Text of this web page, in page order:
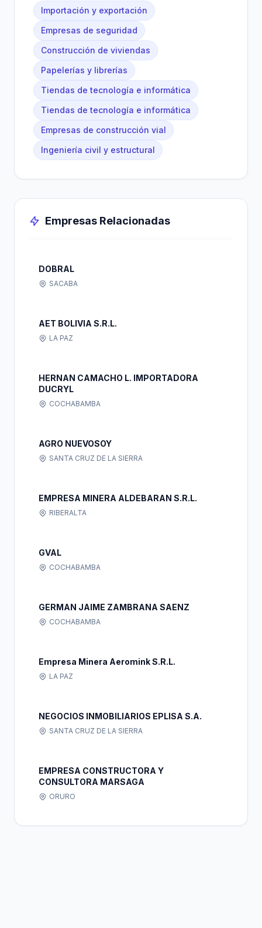
Importación y exportación
Empresas de seguridad
Construcción de viviendas
Papelerías y librerías
Tiendas de tecnología e informática
Tiendas de tecnología e informática
Empresas de construcción vial
Ingeniería civil y estructural
Empresas Relacionadas
DOBRAL
SACABA
AET BOLIVIA S.R.L.
LA PAZ
HERNAN CAMACHO L. IMPORTADORA
DUCRYL
COCHABAMBA
AGRO NUEVOSOY
SANTA CRUZ DE LA SIERRA
EMPRESA MINERA ALDEBARAN S.R.L.
RIBERALTA
GVAL
COCHABAMBA
GERMAN JAIME ZAMBRANA SAENZ
COCHABAMBA
Empresa Minera Aeromink S.R.L.
LA PAZ
NEGOCIOS INMOBILIARIOS EPLISA S.A.
SANTA CRUZ DE LA SIERRA
EMPRESA CONSTRUCTORA Y
CONSULTORA MARSAGA
ORURO